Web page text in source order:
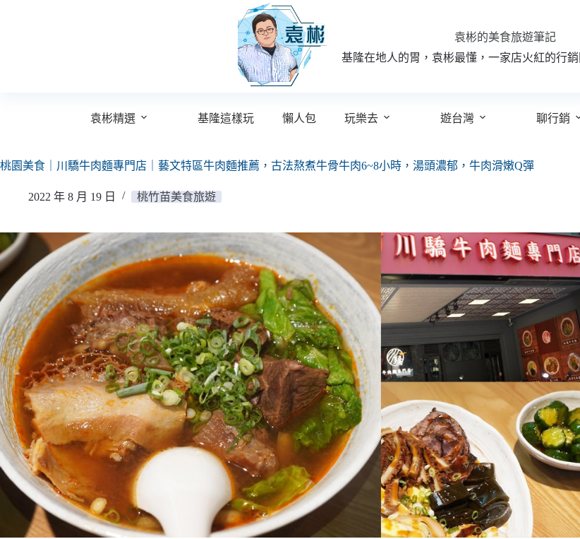
袁彬的美食旅遊筆記
基隆在地人的胃，袁彬最懂，一家店火紅的行
袁彬精選 基隆這樣玩 懶人包 玩樂去 遊台灣 聊行銷
桃園美食｜川驕牛肉麵專門店｜藝文特區牛肉麵推薦，古法熬煮牛骨牛肉6~8小時，湯頭濃郁，牛肉滑嫩Q彈
2022 年 8 月 19 日 桃竹苗美食旅遊